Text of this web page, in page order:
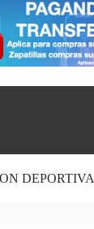
DEPORTIVA